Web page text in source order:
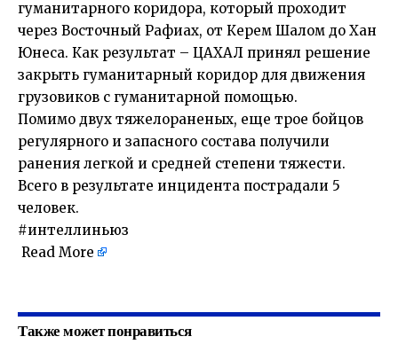
гуманитарного коридора, который проходит
через Восточный Рафиах, от Керем Шалом до Хан
Юнеса. Как результат – ЦАХАЛ принял решение
закрыть гуманитарный коридор для движения
грузовиков с гуманитарной помощью.
Помимо двух тяжелораненых, еще трое бойцов
регулярного и запасного состава получили
ранения легкой и средней степени тяжести.
Всего в результате инцидента пострадали 5
человек.
#интеллиньюз
Read More
Также может понравиться